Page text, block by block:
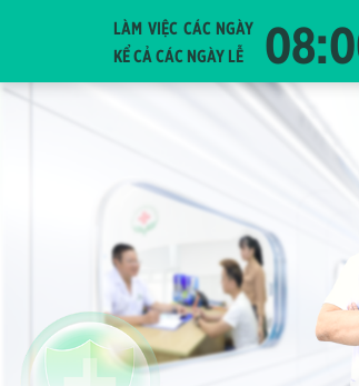
LÀM VIỆC CÁC NGÀY
KỂ CẢ CÁC NGÀY LỄ